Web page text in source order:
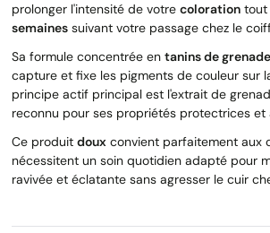
prolonger l'intensité de votre coloration tout
semaines suivant votre passage chez le
Sa formule concentrée en tanins de grenade
capture et fixe les pigments de couleur sur
principe actif principal est l'extrait de
reconnu pour ses propriétés protectrices et
Ce produit doux convient parfaitement aux
nécessitent un soin quotidien adapté pour
ravivée et éclatante sans agresser le cuir